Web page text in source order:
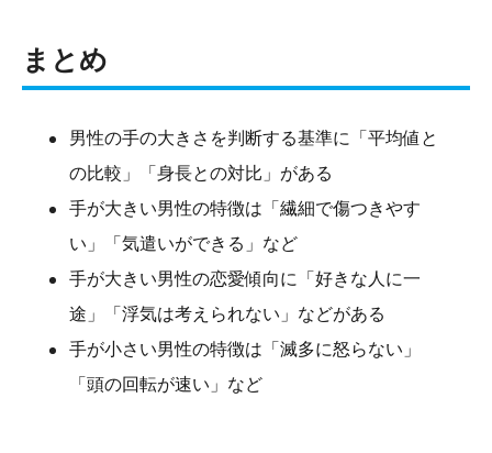
まとめ
男性の手の大きさを判断する基準に「平均値と
の比較」「身長との対比」がある
手が大きい男性の特徴は「繊細で傷つきやす
い」「気遣いができる」など
手が大きい男性の恋愛傾向に「好きな人に一
途」「浮気は考えられない」などがある
手が小さい男性の特徴は「滅多に怒らない」
「頭の回転が速い」など